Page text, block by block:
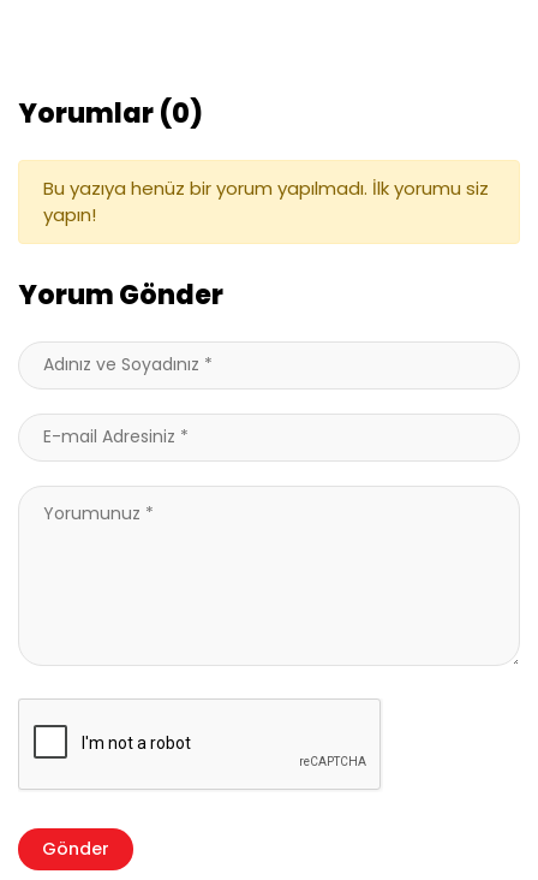
Yorumlar (0)
Bu yazıya henüz bir yorum yapılmadı. İlk yorumu siz
yapın!
Yorum Gönder